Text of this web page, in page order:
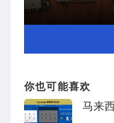
你也可能喜欢
马来